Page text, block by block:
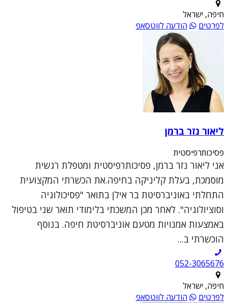
חיפה, ישראל
לפרטים
הודעה לווטסאפ
ליאור נזר ברמן
פסיכותרפיסטית
אני ליאור נזר ברמן, פסיכותרפיסטית ומטפלת רגשית
מוסמכת, בעלת קליניקה בחיפה.את הכשרתי המקצועית
התחלתי באוניברסיטת בר אילן בתואר "פסיכולוגיה
וסוציולוגיה". לאחר מכן המשכתי בלימודי תואר שני בטיפול
באמצעות אמנויות מטעם אוניברסיטת חיפה. בנוסף
הוכשרתי ב...
052-3065676
חיפה, ישראל
לפרטים
הודעה לווטסאפ